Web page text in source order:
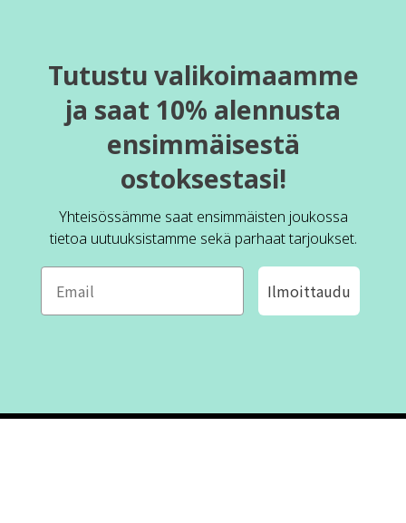
Tutustu valikoimaamme
ja saat 10% alennusta
ensimmäisestä
ostoksestasi!
Yhteisössämme saat ensimmäisten joukossa
tietoa uutuuksistamme sekä parhaat tarjoukset.
Ilmoittaudu